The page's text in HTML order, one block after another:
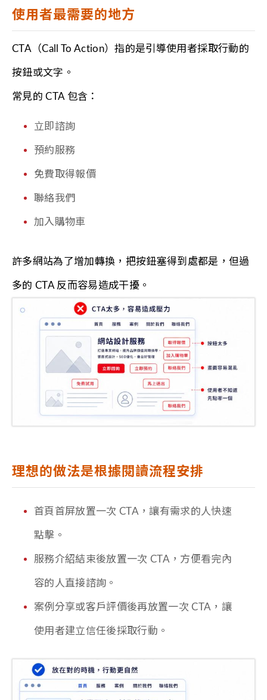
使用者最需要的地方
CTA（Call To Action）指的是引導使用者採取行動的
按鈕或文字。
常見的 CTA 包含：
立即諮詢
預約服務
免費取得報價
聯絡我們
加入購物車
許多網站為了增加轉換，把按鈕塞得到處都是，但過
多的 CTA 反而容易造成干擾。
理想的做法是根據閱讀流程安排
首頁首屏放置一次 CTA，讓有需求的人快速
點擊。
服務介紹結束後放置一次 CTA，方便看完內
容的人直接諮詢。
案例分享或客戶評價後再放置一次 CTA，讓
使用者建立信任後採取行動。